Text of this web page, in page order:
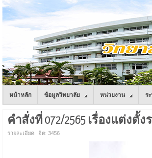
หน้าหลัก ข้อมูลวิทยาลัย หน่วยงาน ร
คำสั่งที่ 072/2565 เรื่องแต่ง
รายละเอียด ฮิต: 3456